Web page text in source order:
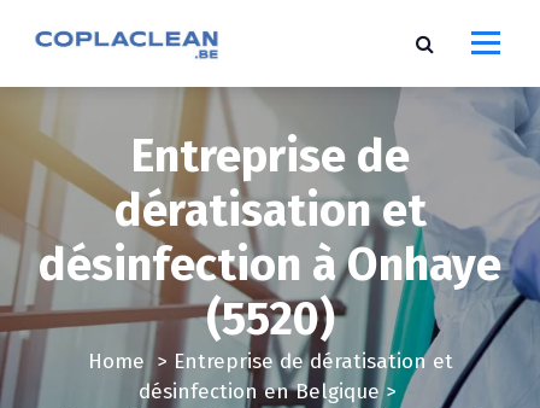
e
n
t
Entreprise de
dératisation et
désinfection à Onhaye
(5520)
Home > Entreprise de dératisation et
désinfection en Belgique>